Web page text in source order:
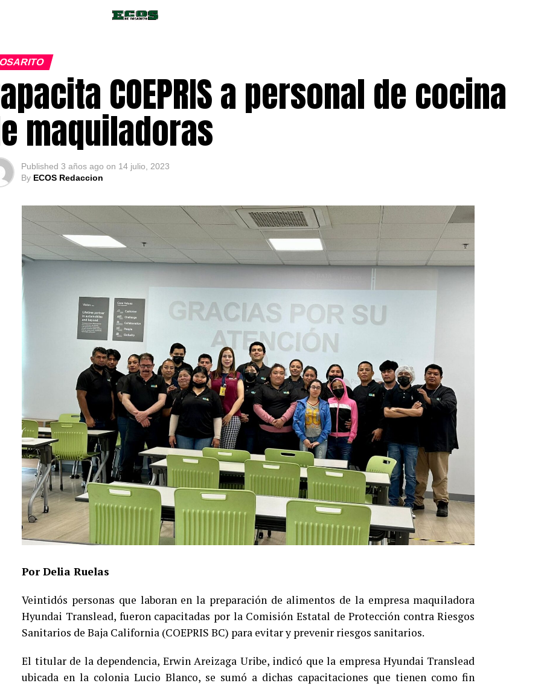
COEPRIS a personal de cocina
maquiladoras
Published 3 años ago on 14 julio, 2023
By ECOS Redaccion
Por Delia Ruelas
Veintidós personas que laboran en la preparación de alimentos de la empresa maquiladora
Hyundai Translead, fueron capacitadas por la Comisión Estatal de Protección contra Riesgos
Sanitarios de Baja California (COEPRIS BC) para evitar y prevenir riesgos sanitarios.
El titular de la dependencia, Erwin Areizaga Uribe, indicó que la empresa Hyundai Translead
ubicada en la colonia Lucio Blanco, se sumó a dichas capacitaciones que tienen como fin